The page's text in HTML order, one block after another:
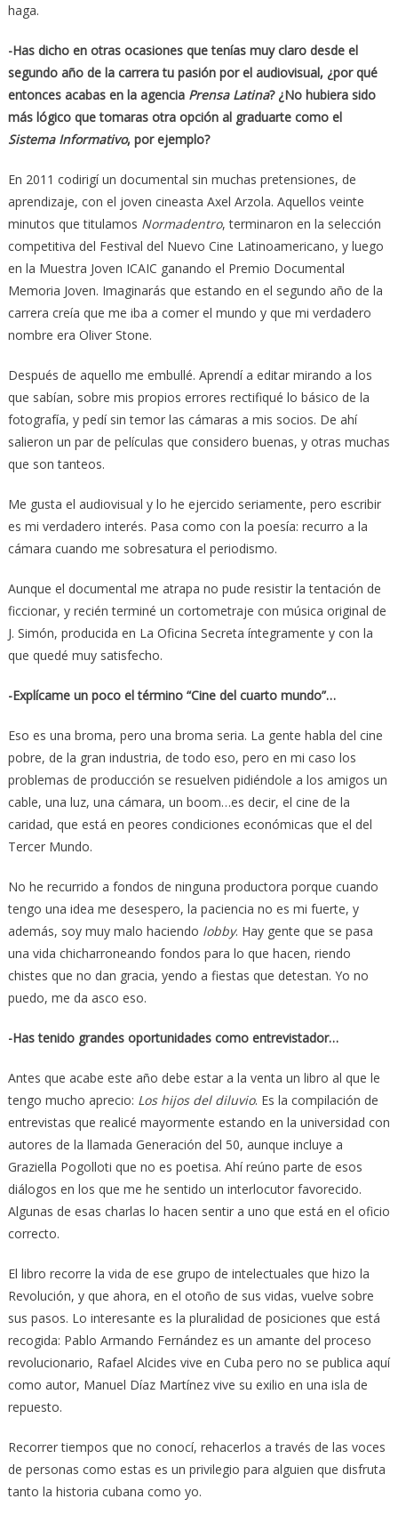
haga.
-Has dicho en otras ocasiones que tenías muy claro desde el
segundo año de la carrera tu pasión por el audiovisual, ¿por qué
entonces acabas en la agencia Prensa Latina? ¿No hubiera sido
más lógico que tomaras otra opción al graduarte como el
Sistema Informativo, por ejemplo?
En 2011 codirigí un documental sin muchas pretensiones, de
aprendizaje, con el joven cineasta Axel Arzola. Aquellos veinte
minutos que titulamos Normadentro, terminaron en la selección
competitiva del Festival del Nuevo Cine Latinoamericano, y luego
en la Muestra Joven ICAIC ganando el Premio Documental
Memoria Joven. Imaginarás que estando en el segundo año de la
carrera creía que me iba a comer el mundo y que mi verdadero
nombre era Oliver Stone.
Después de aquello me embullé. Aprendí a editar mirando a los
que sabían, sobre mis propios errores rectifiqué lo básico de la
fotografía, y pedí sin temor las cámaras a mis socios. De ahí
salieron un par de películas que considero buenas, y otras muchas
que son tanteos.
Me gusta el audiovisual y lo he ejercido seriamente, pero escribir
es mi verdadero interés. Pasa como con la poesía: recurro a la
cámara cuando me sobresatura el periodismo.
Aunque el documental me atrapa no pude resistir la tentación de
ficcionar, y recién terminé un cortometraje con música original de
J. Simón, producida en La Oficina Secreta íntegramente y con la
que quedé muy satisfecho.
-Explícame un poco el término “Cine del cuarto mundo”…
Eso es una broma, pero una broma seria. La gente habla del cine
pobre, de la gran industria, de todo eso, pero en mi caso los
problemas de producción se resuelven pidiéndole a los amigos un
cable, una luz, una cámara, un boom…es decir, el cine de la
caridad, que está en peores condiciones económicas que el del
Tercer Mundo.
No he recurrido a fondos de ninguna productora porque cuando
tengo una idea me desespero, la paciencia no es mi fuerte, y
además, soy muy malo haciendo lobby. Hay gente que se pasa
una vida chicharroneando fondos para lo que hacen, riendo
chistes que no dan gracia, yendo a fiestas que detestan. Yo no
puedo, me da asco eso.
-Has tenido grandes oportunidades como entrevistador…
Antes que acabe este año debe estar a la venta un libro al que le
tengo mucho aprecio: Los hijos del diluvio. Es la compilación de
entrevistas que realicé mayormente estando en la universidad con
autores de la llamada Generación del 50, aunque incluye a
Graziella Pogolloti que no es poetisa. Ahí reúno parte de esos
diálogos en los que me he sentido un interlocutor favorecido.
Algunas de esas charlas lo hacen sentir a uno que está en el oficio
correcto.
El libro recorre la vida de ese grupo de intelectuales que hizo la
Revolución, y que ahora, en el otoño de sus vidas, vuelve sobre
sus pasos. Lo interesante es la pluralidad de posiciones que está
recogida: Pablo Armando Fernández es un amante del proceso
revolucionario, Rafael Alcides vive en Cuba pero no se publica aquí
como autor, Manuel Díaz Martínez vive su exilio en una isla de
repuesto.
Recorrer tiempos que no conocí, rehacerlos a través de las voces
de personas como estas es un privilegio para alguien que disfruta
tanto la historia cubana como yo.